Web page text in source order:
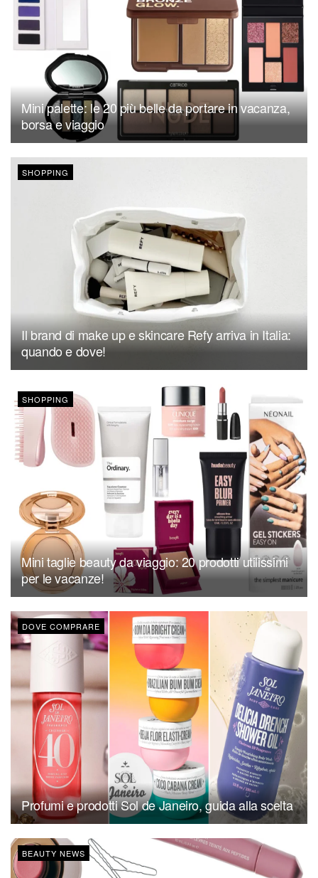
Mini palette: le 20 più belle da portare in vacanza,
borsa e viaggio
SHOPPING
Il brand di make up e skincare Refy arriva in Italia:
quando e dove!
SHOPPING
Mini taglie beauty da viaggio: 20 prodotti utilissimi
per le vacanze!
DOVE COMPRARE
Profumi e prodotti Sol de Janeiro, guida alla scelta
BEAUTY NEWS